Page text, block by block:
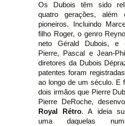
Os Dubois têm sido
quatro gerações, além
pioneiros. Incluindo
filho Roger, o genro
neto Gérald Dubois, e
Pierre, Pascal e Jean-
diretores da Dubois
patentes foram
ao longo de um século. E
dois irmãos que Pierre
Pierre DeRoche,
Royal Rétro. A ideia
uma daquelas